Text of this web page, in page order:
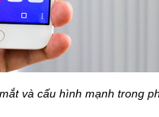
và cấu hình mạnh trong